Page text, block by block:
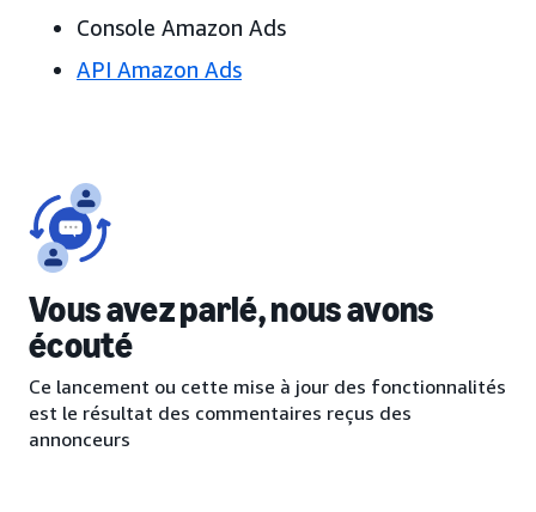
Console Amazon Ads
API Amazon Ads
Vous avez parlé, nous avons
écouté
Ce lancement ou cette mise à jour des fonctionnalités
est le résultat des commentaires reçus des
annonceurs